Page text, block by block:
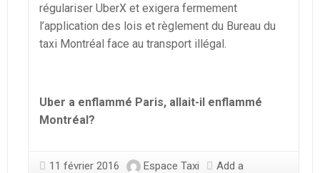
régulariser UberX et exigera fermement
l’application des lois et règlement du Bureau du
taxi Montréal face au transport illégal.
Uber a enflammé Paris, allait-il enflammé
Montréal?
11 février 2016 Espace Taxi
Add a